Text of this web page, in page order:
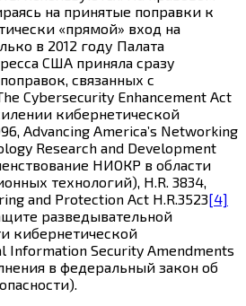
на принятые поправки к
«прямой» вход на
в 2012 году Палата
США приняла сразу
связанных с
Cybersecurity Enhancement Act
кибернетической
Advancing America’s Networking
Research and Development
НИОКР в области
технологий), H.R. 3834,
and Protection Act H.R.3523[4]
разведывательной
кибернетической
Information Security Amendments
в федеральный закон об